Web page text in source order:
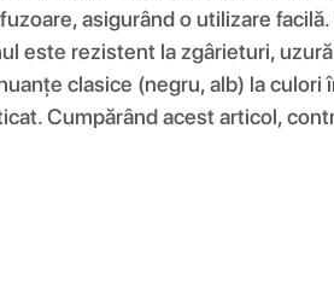
asigurând o utilizare
este rezistent la zgârieturi,
clasice (negru, alb) la
Cumpărând acest articol,